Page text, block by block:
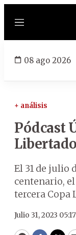
Menú
08 ago 2026
+ análisis
Pódcast
El 31 de julio
centenario,
tercera Copa
Julio 31, 2023